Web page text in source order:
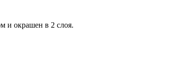
и окрашен в 2 слоя.